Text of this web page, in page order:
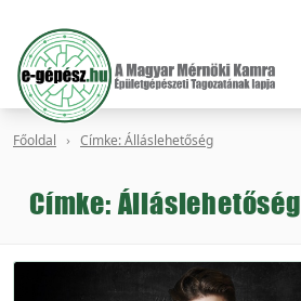
Főoldal Címke: Álláslehetőség
Címke: Álláslehetőség